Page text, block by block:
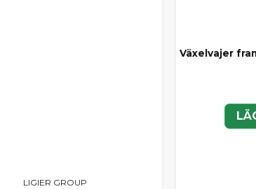
LIGIER GROUP
Växelvajer